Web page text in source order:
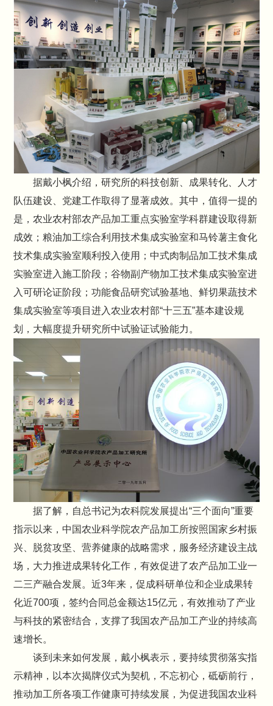
据戴小枫介绍，研究所的科技创新、成果转化、人才
队伍建设、党建工作取得了显著成效。其中，值得一提的
是，农业农村部农产品加工重点实验室学科群建设取得新
成效；粮油加工综合利用技术集成实验室和马铃薯主食化
技术集成实验室顺利投入使用；中式肉制品加工技术集成
实验室进入施工阶段；谷物副产物加工技术集成实验室进
入可研论证阶段；功能食品研究试验基地、鲜切果蔬技术
集成实验室等项目进入农业农村部“十三五”基本建设规
划，大幅度提升研究所中试验证试验能力。
据了解，自总书记为农科院发展提出“三个面向”重要
指示以来，中国农业科学院农产品加工所按照国家乡村振
兴、脱贫攻坚、营养健康的战略需求，服务经济建设主战
场，大力推进成果转化工作，有效促进了农产品加工业一
二三产融合发展。近3年来，促成科研单位和企业成果转
化近700项，签约合同总金额达15亿元，有效推动了产业
与科技的紧密结合，支撑了我国农产品加工产业的持续高
速增长。
谈到未来如何发展，戴小枫表示，要持续贯彻落实指
示精神，以本次揭牌仪式为契机，不忘初心，砥砺前行，
推动加工所各项工作健康可持续发展，为促进我国农业科